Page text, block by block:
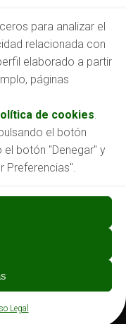
para analizar el
relacionada con
elaborado a partir
páginas
de cookies.
el botón
el botón "Denegar" y
Preferencias".
Legal